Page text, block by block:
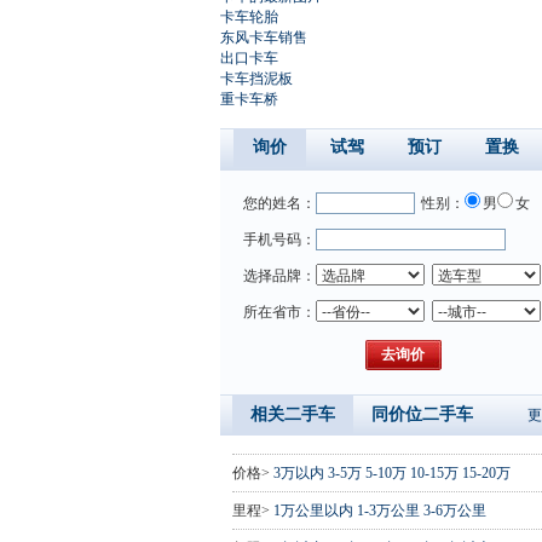
卡车轮胎
东风卡车销售
出口卡车
卡车挡泥板
重卡车桥
询价 试驾 预订 置换
您的姓名： 性别： 男 女
手机号码：
选择品牌：
所在省市：
相关二手车 同价位二手车
价格> 3万以内 3-5万 5-10万 10-15万 15-20万
里程> 1万公里以内 1-3万公里 3-6万公里